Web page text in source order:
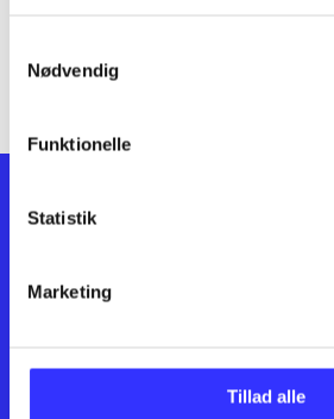
Nødvendig
Funktionelle
Statistik
Marketing
Tillad alle
lorem ipsum dolor sit amet ...
Artikler